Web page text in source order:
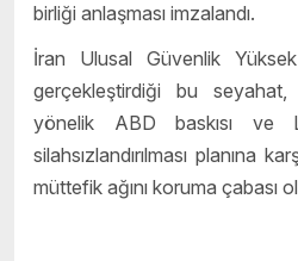
birliği anlaşması imzalandı.
İran Ulusal Güvenlik
gerçekleştirdiği bu seyahat,
yönelik ABD baskısı ve
silahsızlandırılması planına
müttefik ağını koruma çabası